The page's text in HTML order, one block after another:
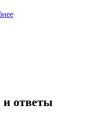
ответы